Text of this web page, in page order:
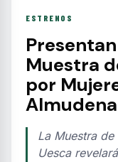
ESTRENOS
Muestra
por
La Muestra
Uesca